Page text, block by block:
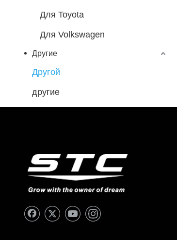
Для Toyota
Для Volkswagen
Другие
Другой
другие